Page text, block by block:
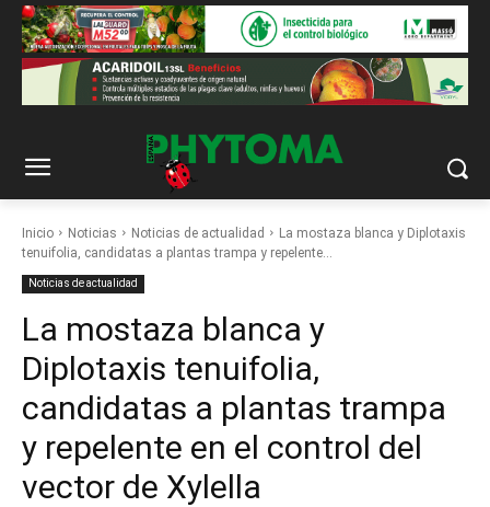
Inicio Noticias Noticias de actualidad
La mostaza blanca y Diplotaxis
tenuifolia, candidatas a plantas trampa y repelente...
Noticias de actualidad
La mostaza blanca y
Diplotaxis tenuifolia,
candidatas a plantas trampa
y repelente en el control del
vector de Xylella